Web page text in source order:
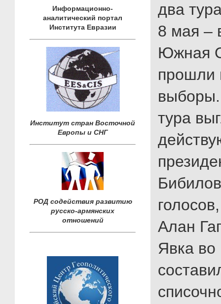
Информационно-
аналитический портал
Института Евразии
Институт стран Восточной
Европы и СНГ
РОД содействия развитию
русско-армянских
отношений
два
8 мая –
Южная
прошли
выборы.
тура
Алан
Явка во